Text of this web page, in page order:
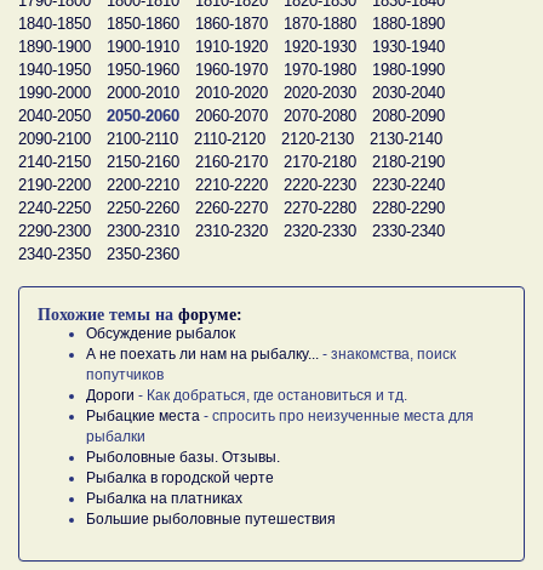
1840-1850
1850-1860 1860-1870 1870-1880
1880-1890
1890-1900
1900-1910 1910-1920 1920-1930
1930-1940
1940-1950
1950-1960 1960-1970 1970-1980
1980-1990
1990-2000
2000-2010 2010-2020 2020-2030
2030-2040
2040-2050
2050-2060 2060-2070 2070-2080
2080-2090
2090-2100
2100-2110 2110-2120 2120-2130
2130-2140
2140-2150
2150-2160 2160-2170 2170-2180
2180-2190
2190-2200
2200-2210 2210-2220 2220-2230
2230-2240
2240-2250
2250-2260 2260-2270 2270-2280
2280-2290
2290-2300
2300-2310 2310-2320 2320-2330
2330-2340
2340-2350
2350-2360
Похожие темы на форуме:
Обсуждение рыбалок
А не поехать ли нам на рыбалку...
- знакомства, поиск
попутчиков
Дороги - Как добраться, где остановиться и тд.
Рыбацкие места - спросить про неизученные места для
рыбалки
Рыболовные базы. Отзывы.
Рыбалка в городской черте
Рыбалка на платниках
Большие рыболовные путешествия